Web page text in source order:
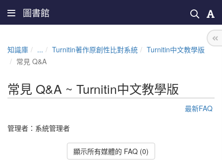
圖書館
知識庫 ... Turnitin著作原創性比對系統
Turnitin中文教學版
常見 Q&A
常見 Q&A ~ Turnitin中文教學版
最新FAQ
管理者： 系統管理者
顯示所有媒體的 FAQ (0)